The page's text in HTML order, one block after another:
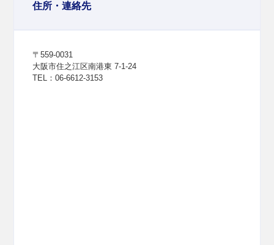
住所・連絡先
〒559-0031
大阪市住之江区南港東 7-1-24
TEL：06-6612-3153